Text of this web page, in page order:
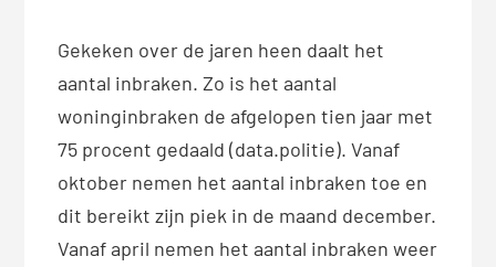
Gekeken over de jaren heen daalt het
aantal inbraken. Zo is het aantal
woninginbraken de afgelopen tien jaar met
75 procent gedaald (data.politie). Vanaf
oktober nemen het aantal inbraken toe en
dit bereikt zijn piek in de maand december.
Vanaf april nemen het aantal inbraken weer